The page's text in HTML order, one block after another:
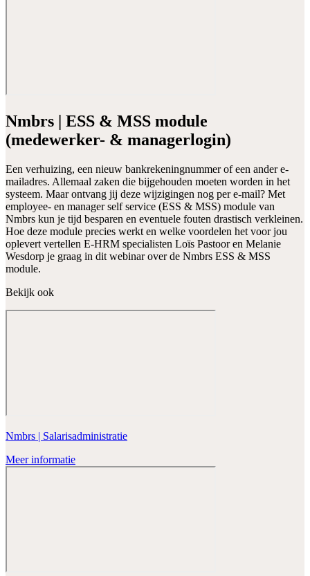
Nmbrs | ESS & MSS module
(medewerker- & managerlogin)
Een verhuizing, een nieuw bankrekeningnummer of een ander e-
mailadres. Allemaal zaken die bijgehouden moeten worden in het
systeem. Maar ontvang jij deze wijzigingen nog per e-mail? Met
employee- en manager self service (ESS & MSS) module van
Nmbrs kun je tijd besparen en eventuele fouten drastisch verkleinen.
Hoe deze module precies werkt en welke voordelen het voor jou
oplevert vertellen E-HRM specialisten Loïs Pastoor en Melanie
Wesdorp je graag in dit webinar over de Nmbrs ESS & MSS
module.
Bekijk ook
Nmbrs | Salarisadministratie
Meer informatie